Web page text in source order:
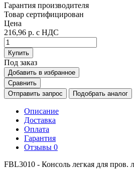
Гарантия производителя
Товар сертифицирован
Цена
216,96 р. с НДС
Купить
Под заказ
Добавить в избранное
Сравнить
Отправить запрос
Подобрать аналог
Описание
Доставка
Оплата
Гарантия
Отзывы 0
FBL3010 - Консоль легкая для